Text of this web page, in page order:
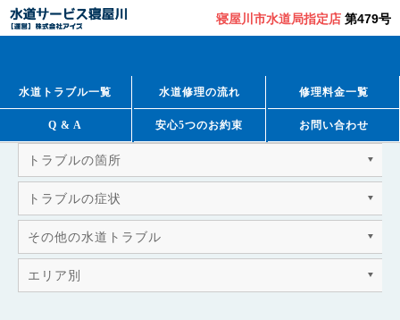
寝屋川市水道局指定店 第479号
水道トラブル一覧 水道修理の流れ 修理料金一覧
Q & A 安心5つのお約束 お問い合わせ
トラブルの箇所
トラブルの症状
その他の水道トラブル
エリア別